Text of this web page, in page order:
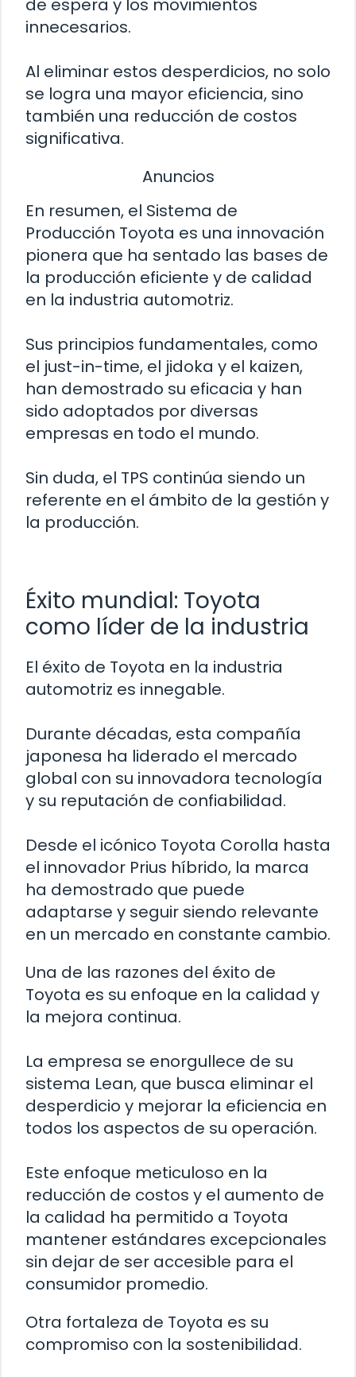
de espera y los movimientos
innecesarios.
Al eliminar estos desperdicios, no solo
se logra una mayor eficiencia, sino
también una reducción de costos
significativa.
Anuncios
En resumen, el Sistema de
Producción Toyota es una innovación
pionera que ha sentado las bases de
la producción eficiente y de calidad
en la industria automotriz.
Sus principios fundamentales, como
el just-in-time, el jidoka y el kaizen,
han demostrado su eficacia y han
sido adoptados por diversas
empresas en todo el mundo.
Sin duda, el TPS continúa siendo un
referente en el ámbito de la gestión y
la producción.
Éxito mundial: Toyota
como líder de la industria
El éxito de Toyota en la industria
automotriz es innegable.
Durante décadas, esta compañía
japonesa ha liderado el mercado
global con su innovadora tecnología
y su reputación de confiabilidad.
Desde el icónico Toyota Corolla hasta
el innovador Prius híbrido, la marca
ha demostrado que puede
adaptarse y seguir siendo relevante
en un mercado en constante cambio.
Una de las razones del éxito de
Toyota es su enfoque en la calidad y
la mejora continua.
La empresa se enorgullece de su
sistema Lean, que busca eliminar el
desperdicio y mejorar la eficiencia en
todos los aspectos de su operación.
Este enfoque meticuloso en la
reducción de costos y el aumento de
la calidad ha permitido a Toyota
mantener estándares excepcionales
sin dejar de ser accesible para el
consumidor promedio.
Otra fortaleza de Toyota es su
compromiso con la sostenibilidad.